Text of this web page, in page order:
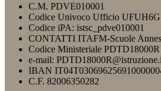
C.M. PDVE010001
Codice Univoco Ufficio UFUH6G
Codice iPA: istsc_pdve010001
CONTATTI ITAFM-Scuole
Codice Ministeriale PDTD18000R
e-mail:
IBAN
C.F. 82006350282